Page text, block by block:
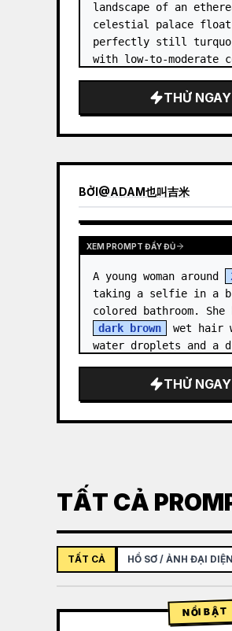
landscape of an
celestial palace
perfectly still
with low-to-moderate
atmosphere. Center
on an enormous white
THỬ NGAY
BỞI@ADAM也叫吉米
XEM PROMPT ĐẦY ĐỦ
A young woman around
taking a selfie in a
dark brown
wet hair
water droplets and a
THỬ NGAY
TẤT CẢ
TẤT CẢ HỒ SƠ / ẢNH ĐẠI DIỆN
NỔI BẬT